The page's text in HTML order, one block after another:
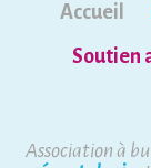
Accueil
Soutien
Association à